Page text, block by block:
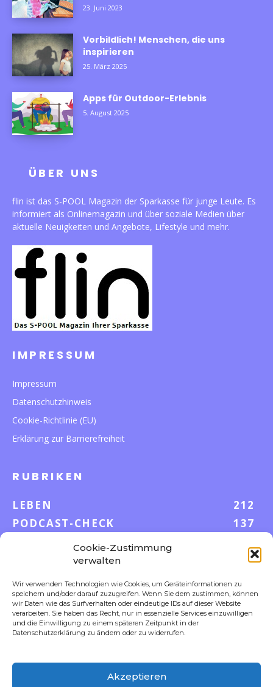
Cookie-Zustimmung
verwalten
Wir verwenden Technologien wie Cookies, um Geräteinformationen zu
speichern und/oder darauf zuzugreifen. Wenn Sie dem zustimmen, können
wir Daten wie das Surfverhalten oder eindeutige IDs auf dieser Website
verarbeiten. Sie haben das Recht, nur in essenzielle Services einzuwilligen
und die Einwilligung zu einem späteren Zeitpunkt in der
Datenschutzerklärung zu ändern oder zu widerrufen.
Akzeptieren
23. Juni 2023
Vorbildlich! Menschen, die uns
inspirieren
25. März 2025
Apps für Outdoor-Erlebnis
5. August 2025
ÜBER UNS
flin ist das S-POOL Magazin der Sparkasse für junge Leute. Es
informiert als Onlinemagazin und über soziale Medien über
aktuelle Neuigkeiten und Angebote, Lifestyle und mehr.
IMPRESSUM
Impressum
Datenschutzhinweis
Cookie-Richtlinie (EU)
Erklärung zur Barrierefreiheit
RUBRIKEN
LEBEN
212
PODCAST-CHECK
137
GELD & KARRIERE
43
AUF UND DAVON
S-POOL VORTEILE
35
DIGITALE WELT
23
FOKUS